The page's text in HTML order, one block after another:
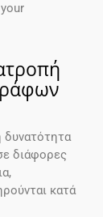
δυνατότητα
διάφορες
κατά